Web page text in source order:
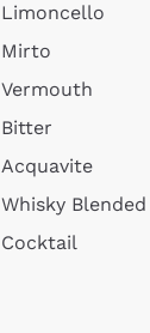
Limoncello
Mirto
Vermouth
Bitter
Acquavite
Whisky Blended
Cocktail